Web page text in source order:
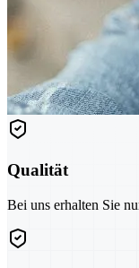
Qualität
Bei uns erhalten Sie